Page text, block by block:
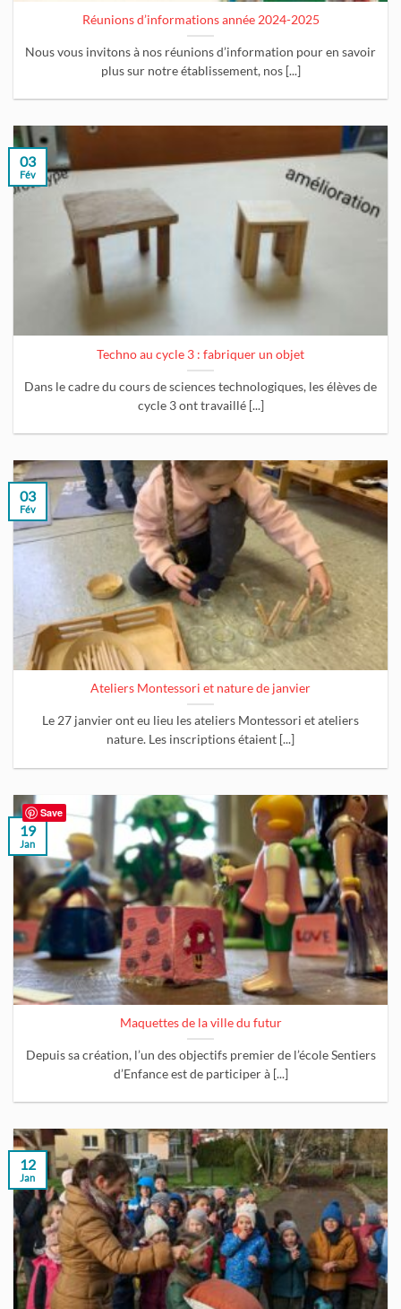
Réunions d’informations année 2024-2025
Nous vous invitons à nos réunions d’information pour en savoir
plus sur notre établissement, nos [...]
Techno au cycle 3 : fabriquer un objet
Dans le cadre du cours de sciences technologiques, les élèves de
cycle 3 ont travaillé [...]
03
Fév
Ateliers Montessori et nature de janvier
Le 27 janvier ont eu lieu les ateliers Montessori et ateliers
nature. Les inscriptions étaient [...]
03
Fév
Maquettes de la ville du futur
Depuis sa création, l’un des objectifs premier de l’école Sentiers
d’Enfance est de participer à [...]
19
Jan
12
Jan
Save